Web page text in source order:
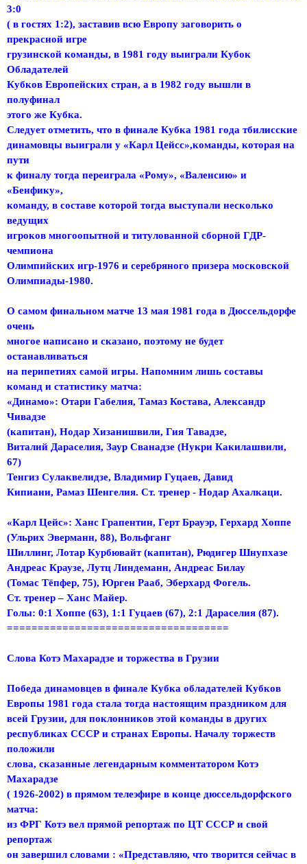
3:0
( в гостях 1:2), заставив всю Европу заговорить о
прекрасной игре
грузинской команды, в 1981 году выиграли Кубок
Обладателей
Кубков Европейских стран, а в 1982 году вышли в
полуфинал
этого же Кубка.
Следует отметить, что в финале Кубка 1981 года тбилисские
динамовцы выиграли у «Карл Цейсс»,команды, которая на
пути
к финалу тогда переиграла «Рому», «Валенсию» и
«Бенфику»,
команду, в составе которой тогда выступали несколько
ведущих
игроков многоопытной и титулованной сборной ГДР-
чемпиона
Олимпийских игр-1976 и серебряного призера московской
Олимпиады-1980.
О самом финальном матче 13 мая 1981 года в Дюссельдорфе
очень
многое написано и сказано, поэтому не будет
останавливаться
на перипетиях самой игры. Напомним лишь составы
команд и статистику матча:
«Динамо»: Отари Габелия, Тамаз Костава, Александр
Чивадзе
(капитан), Нодар Хизанишвили, Гия Тавадзе,
Виталий Дараселия, Заур Сванадзе (Нукри Какилашвили,
67)
Тенгиз Сулаквелидзе, Владимир Гуцаев, Давид
Кипиани, Рамаз Шенгелия. Ст. тренер - Нодар Ахалкаци.
«Карл Цейс»: Ханс Грапентин, Герт Брауэр, Герхард Хоппе
(Ульрих Эверманн, 88), Вольфганг
Шиллинг, Лотар Курбювайт (капитан), Рюдигер Шнупхазе
Андреас Краузе, Лутц Линдеманн, Андреас Билау
(Томас Тёпфер, 75), Юрген Рааб, Эберхард Фогель.
Ст. тренер – Ханс Майер.
Голы: 0:1 Хоппе (63), 1:1 Гуцаев (67), 2:1 Дараселия (87).
====================================
Слова Котэ Махарадзе и торжества в Грузии
Победа динамовцев в финале Кубка обладателей Кубков
Европы 1981 года стала тогда настоящим праздником для
всей Грузии, для поклонников этой команды в других
республиках СССР и странах Европы. Началу торжеств
положили
слова, сказанные легендарным комментатором Котэ
Махарадзе
( 1926-2002) в прямом телеэфире в конце дюссельдорфского
матча:
из ФРГ Котэ вел прямой репортаж по ЦТ СССР и свой
репортаж
он завершил словами : «Представляю, что творится сейчас в